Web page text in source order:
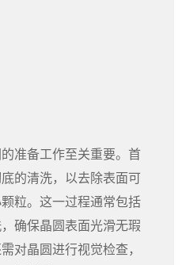
准备工作至关重要。首
的清洗，以去除表面可
粒。这一过程通常包括
确保晶圆表面光滑无瑕
对晶圆进行视觉检查，